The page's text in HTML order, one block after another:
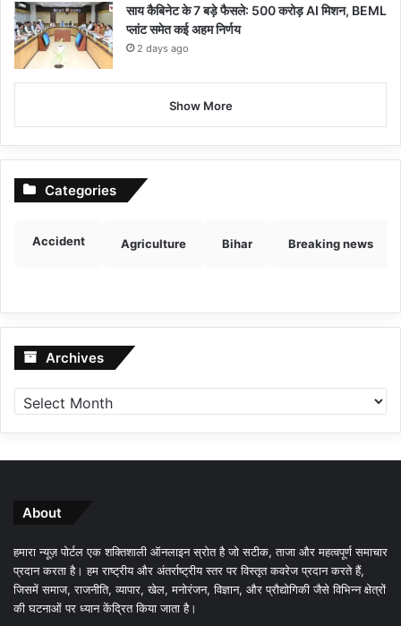
साय कैबिनेट के 7 बड़े फैसले: 500 करोड़ AI मिशन, BEML
प्लांट समेत कई अहम निर्णय
2 days ago
Show More
Categories
Accident Agriculture Bihar Breaking news
Archives Archives
About
हमारा न्यूज़ पोर्टल एक शक्तिशाली ऑनलाइन स्रोत है जो सटीक, ताजा और महत्वपूर्ण समाचार
प्रदान करता है। हम राष्ट्रीय और अंतर्राष्ट्रीय स्तर पर विस्तृत कवरेज प्रदान करते हैं,
जिसमें समाज, राजनीति, व्यापार, खेल, मनोरंजन, विज्ञान, और प्रौद्योगिकी जैसे विभिन्न क्षेत्रों
की घटनाओं पर ध्यान केंद्रित किया जाता है।